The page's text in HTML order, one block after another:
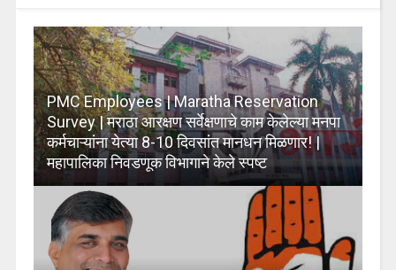
PMC Employees | Maratha Reservation
Survey | मराठा आरक्षण सर्वेक्षणाचे काम केलेल्या मनपा
कर्मचाऱ्यांना येत्या 8-10 दिवसांत मानधन मिळणार! |
महापालिका निवडणूक विभागाने केले स्पष्ट